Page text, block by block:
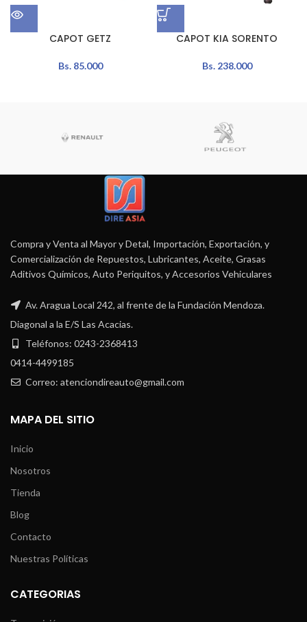
CAPOT GETZ
Bs.85.000
CAPOT KIA SORENTO
Bs.238.000
Compra y Venta al Mayor y Detal, Importación, Exportación, y
Comercialización de Repuestos, Lubricantes, Aceite, Grasas
Aditivos Químicos, Auto Periquitos, y Accesorios Vehiculares
Av. Aragua Local 242, al frente de la Fundación Mendoza.
Diagonal a la E/S Las Acacias.
Teléfonos: 0243-2368413
0414-4499185
Correo: atenciondireauto@gmail.com
MAPA DEL SITIO
Inicio
Nosotros
Tienda
Blog
Contacto
Nuestras Políticas
CATEGORIAS